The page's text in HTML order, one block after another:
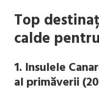
Top
calde
1. Insulele
al primăverii